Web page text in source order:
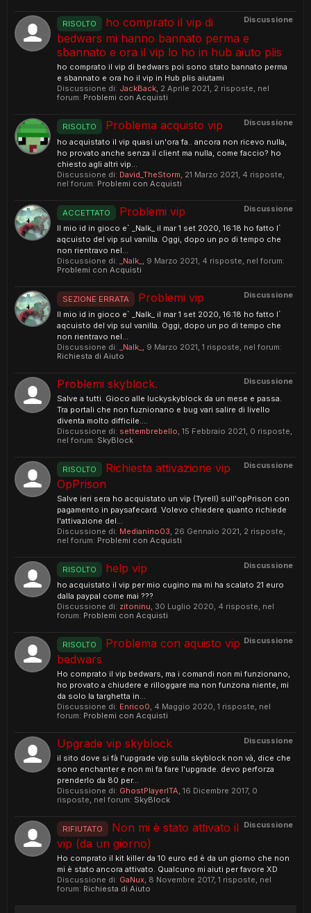
Discussione
RISOLTO
ho comprato il vip di
bedwars mi hanno bannato perma e
sbannato e ora il vip lo ho in hub aiuto plis
ho comprato il vip di bedwars poi sono stato bannato perma
e sbannato e ora ho il vip in Hub plis aiutami
Discussione di: JackBack, 2 Aprile 2021, 2 risposte, nel
forum: Problemi con Acquisti
Discussione
RISOLTO Problema acquisto vip
ho acquistato il vip quasi un'ora fa.. ancora non ricevo nulla,
ho provato anche senza il client ma nulla, come faccio? ho
chiesto agli altri vip...
Discussione di: David_TheStorm, 21 Marzo 2021, 4 risposte,
nel forum: Problemi con Acquisti
Discussione
ACCETTATO Problemi vip
Il mio id in gioco e` _Nalk_ il mar 1 set 2020, 16:18 ho fatto l`
aqcuisto del vip sul vanilla. Oggi, dopo un po di tempo che
non rientravo nel...
Discussione di:
_Nalk_ , 9 Marzo 2021, 4 risposte, nel forum:
Problemi con Acquisti
Discussione
SEZIONE ERRATA Problemi vip
Il mio id in gioco e` _Nalk_ il mar 1 set 2020, 16:18 ho fatto l`
aqcuisto del vip sul vanilla. Oggi, dopo un po di tempo che
non rientravo nel...
Discussione di:
_Nalk_ , 9 Marzo 2021, 1 risposte, nel forum:
Richiesta di Aiuto
Discussione
Problemi skyblock.
Salve a tutti. Gioco alle luckyskyblock da un mese e passa.
Tra portali che non fuznionano e bug vari salire di livello
diventa molto difficile....
Discussione di: settembrebello, 15 Febbraio 2021, 0 risposte,
nel forum: SkyBlock
Discussione
RISOLTO
Richiesta attivazione vip
OpPrison
Salve ieri sera ho acquistato un vip (Tyrell) sull'opPrison con
pagamento in paysafecard. Volevo chiedere quanto richiede
l'attivazione del...
Discussione di: Medianino03, 26 Gennaio 2021, 2 risposte,
nel forum: Problemi con Acquisti
Discussione
RISOLTO help vip
ho acquistato il vip per mio cugino ma mi ha scalato 21 euro
dalla paypal come mai ???
Discussione di: zitoninu, 30 Luglio 2020, 4 risposte, nel
forum: Problemi con Acquisti
Discussione
RISOLTO
Problema con aquisto vip
bedwars
Ho comprato il vip bedwars, ma i comandi non mi funzionano,
ho provato a chiudere e rilloggare ma non funzona niente, mi
da solo la targhetta in...
Discussione di: Enrico0, 4 Maggio 2020, 1 risposte, nel
forum: Problemi con Acquisti
Discussione
Upgrade vip skyblock
il sito dove si fà l'upgrade vip sulla skyblock non và, dice che
sono enchanter e non mi fa fare l'upgrade. devo perforza
prenderlo da 80 per...
Discussione di: GhostPlayerITA, 16 Dicembre 2017, 0
risposte, nel forum: SkyBlock
Discussione
RIFIUTATO
Non mi è stato attivato il
vip (da un giorno)
Ho comprato il kit killer da 10 euro ed è da un giorno che non
mi è stato ancora attivato. Qualcuno mi aiuti per favore XD
Discussione di: GaNux, 8 Novembre 2017, 1 risposte, nel
forum: Richiesta di Aiuto